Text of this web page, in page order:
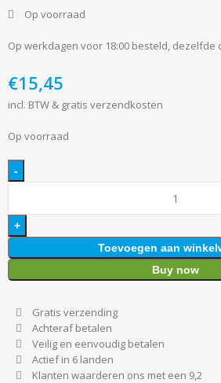
Op voorraad
Op werkdagen voor 18:00 besteld, dezelfde
€
incl. BTW & gratis verzendkosten
Op voorraad
Toevoegen aan
Buy now
Gratis verzending
Achteraf betalen
Veilig en eenvoudig betalen
Actief in 6 landen
Klanten waarderen ons met een 9,2